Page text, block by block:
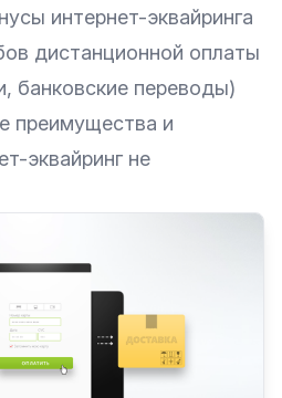
интернет-эквайринга
дистанционной оплаты
банковские переводы)
преимущества и
эквайринг не